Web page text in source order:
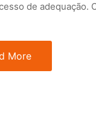
de adequação.
More